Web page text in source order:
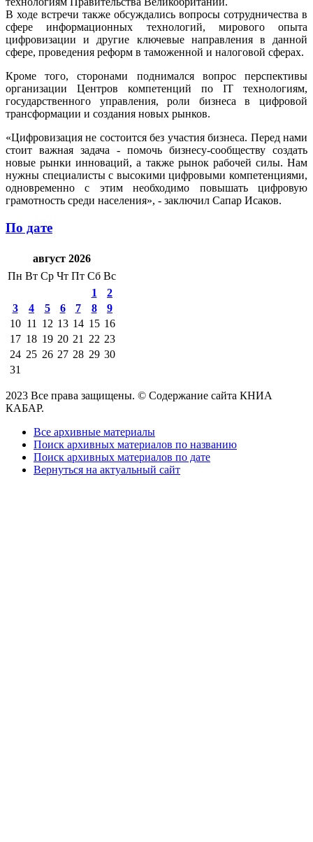
В ходе встречи также обсуждались вопросы сотрудничества в
сфере информационных технологий, мирового опыта
цифровизации и другие ключевые направления в данной
сфере, проведения реформ в таможенной и налоговой сферах.
Кроме того, сторонами поднимался вопрос перспективы
организации Центров компетенций по IT технологиям,
государственного управления, роли бизнеса в цифровой
трансформации и создания новых рынков.
«Цифровизация не состоится без участия бизнеса. Перед нами
стоит важная задача - помочь бизнесу-сообществу создать
новые рынки инноваций, а также рынок рабочей силы. Нам
нужны специалисты с высокими цифровыми компетенциями,
одновременно с этим необходимо повышать цифровую
грамотность среди населения», - заключил Сапар Исаков.
По дате
август 2026
Пн Вт Ср Чт Пт Сб Вс
1
2
3
4 5 6 7 8
9
10 11 12 13 14 15 16
17 18 19 20 21 22 23
24 25 26 27 28 29 30
31
2023 Все права защищены. © Содержание сайта КНИА
КАБАР.
Все архивные материалы
Поиск архивных материалов по названию
Поиск архивных материалов по дате
Вернуться на актуальный сайт